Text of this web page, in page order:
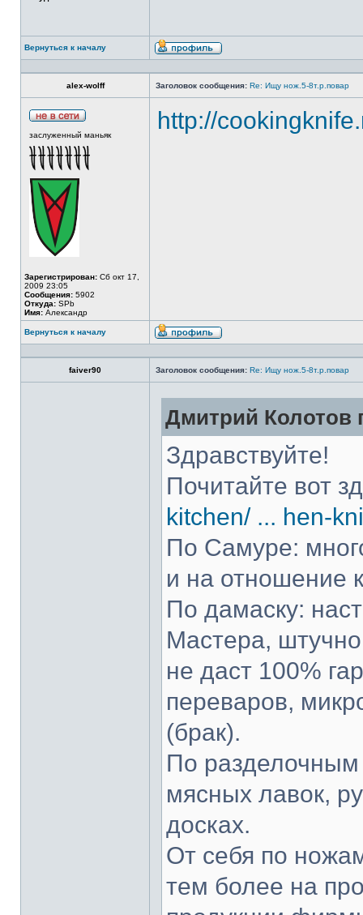
Вернуться к началу
alex-wolff Заголовок сообщения: Re: Ищу нож.5-8т.р.повар
заслуженный маньяк
Зарегистрирован: Сб окт 17,
2009 23:05
Сообщения: 5902
Откуда: SPb
Имя: Александр
http://
Вернуться к началу
faiver90 Заголовок сообщения: Re: Ищу нож.5-8т.р.повар
Дмитрий Колотов
Здравствуйте!
Почитайте вот
kitchen/ ... hen-
По Самуре:
и на отношение
По дамаску:
Мастера,
не даст 100%
переваров,
(брак).
По разделочным
мясных лавок,
досках.
От себя по
тем более на